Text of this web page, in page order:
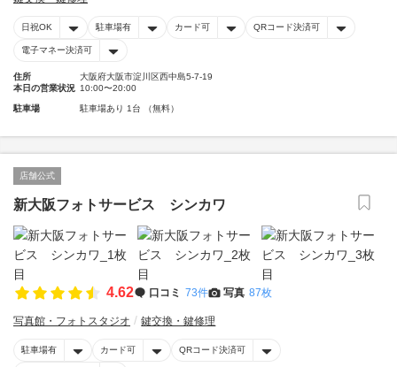
日祝OK 駐車場有 カード可 QRコード決済可
電子マネー決済可
住所
大阪府大阪市淀川区西中島5-7-19
本日の営業状況 10:00〜20:00
駐車場 駐車場あり 1台 （無料）
店舗公式
新大阪フォトサービス シンカワ
4.62 口コミ 73件 写真 87枚
写真館・フォトスタジオ 鍵交換・鍵修理
駐車場有 カード可 QRコード決済可